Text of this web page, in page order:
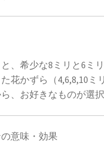
、希少な8ミリと6ミ
花かずら（4,6,8,10ミ
、お好きなものが選択
意味・効果